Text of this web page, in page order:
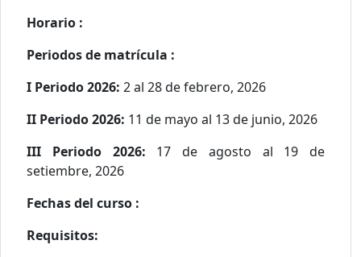
Horario :
Periodos de matrícula :
I Periodo 2026: 2 al 28 de febrero, 2026
II Periodo 2026: 11 de mayo al 13 de junio, 2026
III Periodo 2026: 17 de agosto al 19 de
setiembre, 2026
Fechas del curso :
Requisitos: